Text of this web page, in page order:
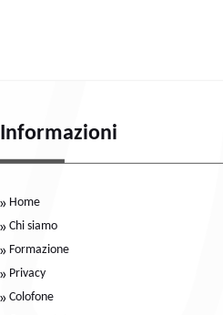
Informazioni
Home
Chi siamo
Formazione
Privacy
Colofone